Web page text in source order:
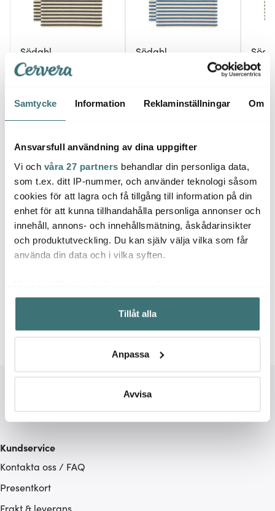
Samtycke Information Reklaminställningar Om
Ansvarsfull användning av dina uppgifter
Vi och våra 27 partners behandlar din personliga data,
som t.ex. ditt IP-nummer, och använder teknologi såsom
cookies för att lagra och få tillgång till information på din
enhet för att kunna tillhandahålla personliga annonser och
innehåll, annons- och innehållsmätning, åskådarinsikter
och produktutveckling. Du kan själv välja vilka som får
använda din data och i vilka syften.
Samla in information om din geografiska plats som
kan ha en noggrannhet på upp till flera meter
Identifiera din enhet genom att aktivt skanna den för
Ta reda på mer om hur dina personliga uppgifter
Du kan ändra eller dra tillbaka ditt samtycke när som
ska anpassas efter det som vi tror att du tycker om. Det
gör också att vi kan analysera vår trafik och göra
som du vill dela med dig av.
Tillåt alla
Anpassa
Avvisa
Södahl
Statement Stripe
Bordstablett 33x48 2-
169 kr
Södahl
Bordstablett 33x48 cm
169 kr 169
Låt dig inspireras av våra kunder
Diskdukar
Kundservice
Kontakta oss / FAQ
Presentkort
Frakt & leverans